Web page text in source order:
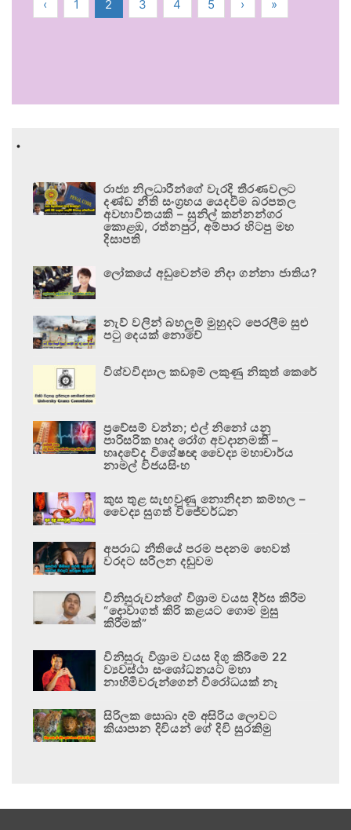
‹ 1 2 3 4 5 › »
.
රාජ්‍ය නිලධාරීන්ගේ වැරදි තීරණවලට
දණ්ඩ නීති සංග්‍රහය යෙදවීම බරපතල
අවභාවිතයකි – සුනිල් කන්නන්ගර
කොළඹ, රත්නපුර, අම්පාර හිටපු මහ
දිසාපති
ලෝකයේ අඩුවෙන්ම නිදා ගන්නා ජාතිය?
නැව් වලින් බහලුම් මුහුදට පෙරලීම සුළු
පටු දෙයක් නොවේ
විශ්වවිද්‍යාල කඩඉම් ලකුණු නිකුත් කෙරේ
ප්‍රවේසම් වන්න; එල් නිනෝ යනු
පාරිසරික හෘද රෝග අවදානමකි –
හෘදවේද විශේෂඥ වෛද්‍ය මහාචාර්ය
නාමල් විජයසිංහ
කුස තුළ සැඟවුණු නොනිදන කම්හල –
වෛද්‍ය සුගත් විජේවර්ධන
අපරාධ නීතියේ පරම පදනම හෙවත්
වරදට සරිලන දඬුවම
විනිසුරුවන්ගේ විශ්‍රාම වයස දීර්ඝ කිරීම
“දොවාගත් කිරි කළයට ගොම මුසු
කිරීමක්”
විනිසුරු විශ්‍රාම වයස දිගු කිරීමේ 22
ව්‍යවස්ථා සංශෝධනයට මහා
නාහිමිවරුන්ගෙන් විරෝධයක් නෑ
සිරිලක සොබා දම් අසිරිය ලොවට
කියාපාන දිවියන් ගේ දිවි සුරකිමු